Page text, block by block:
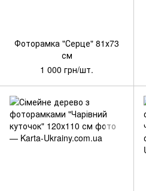
Фоторамка "Серце" 81х73
см
1 000 грн/шт.